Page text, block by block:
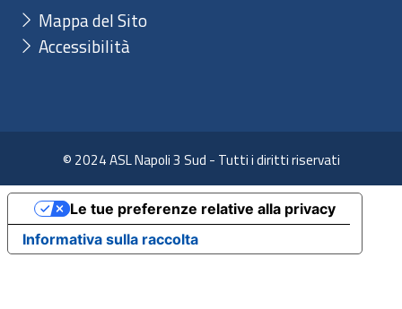
Mappa del Sito
Accessibilità
© 2024 ASL Napoli 3 Sud - Tutti i diritti riservati
Informativa sulla raccolta
Le tue preferenze relative alla privacy